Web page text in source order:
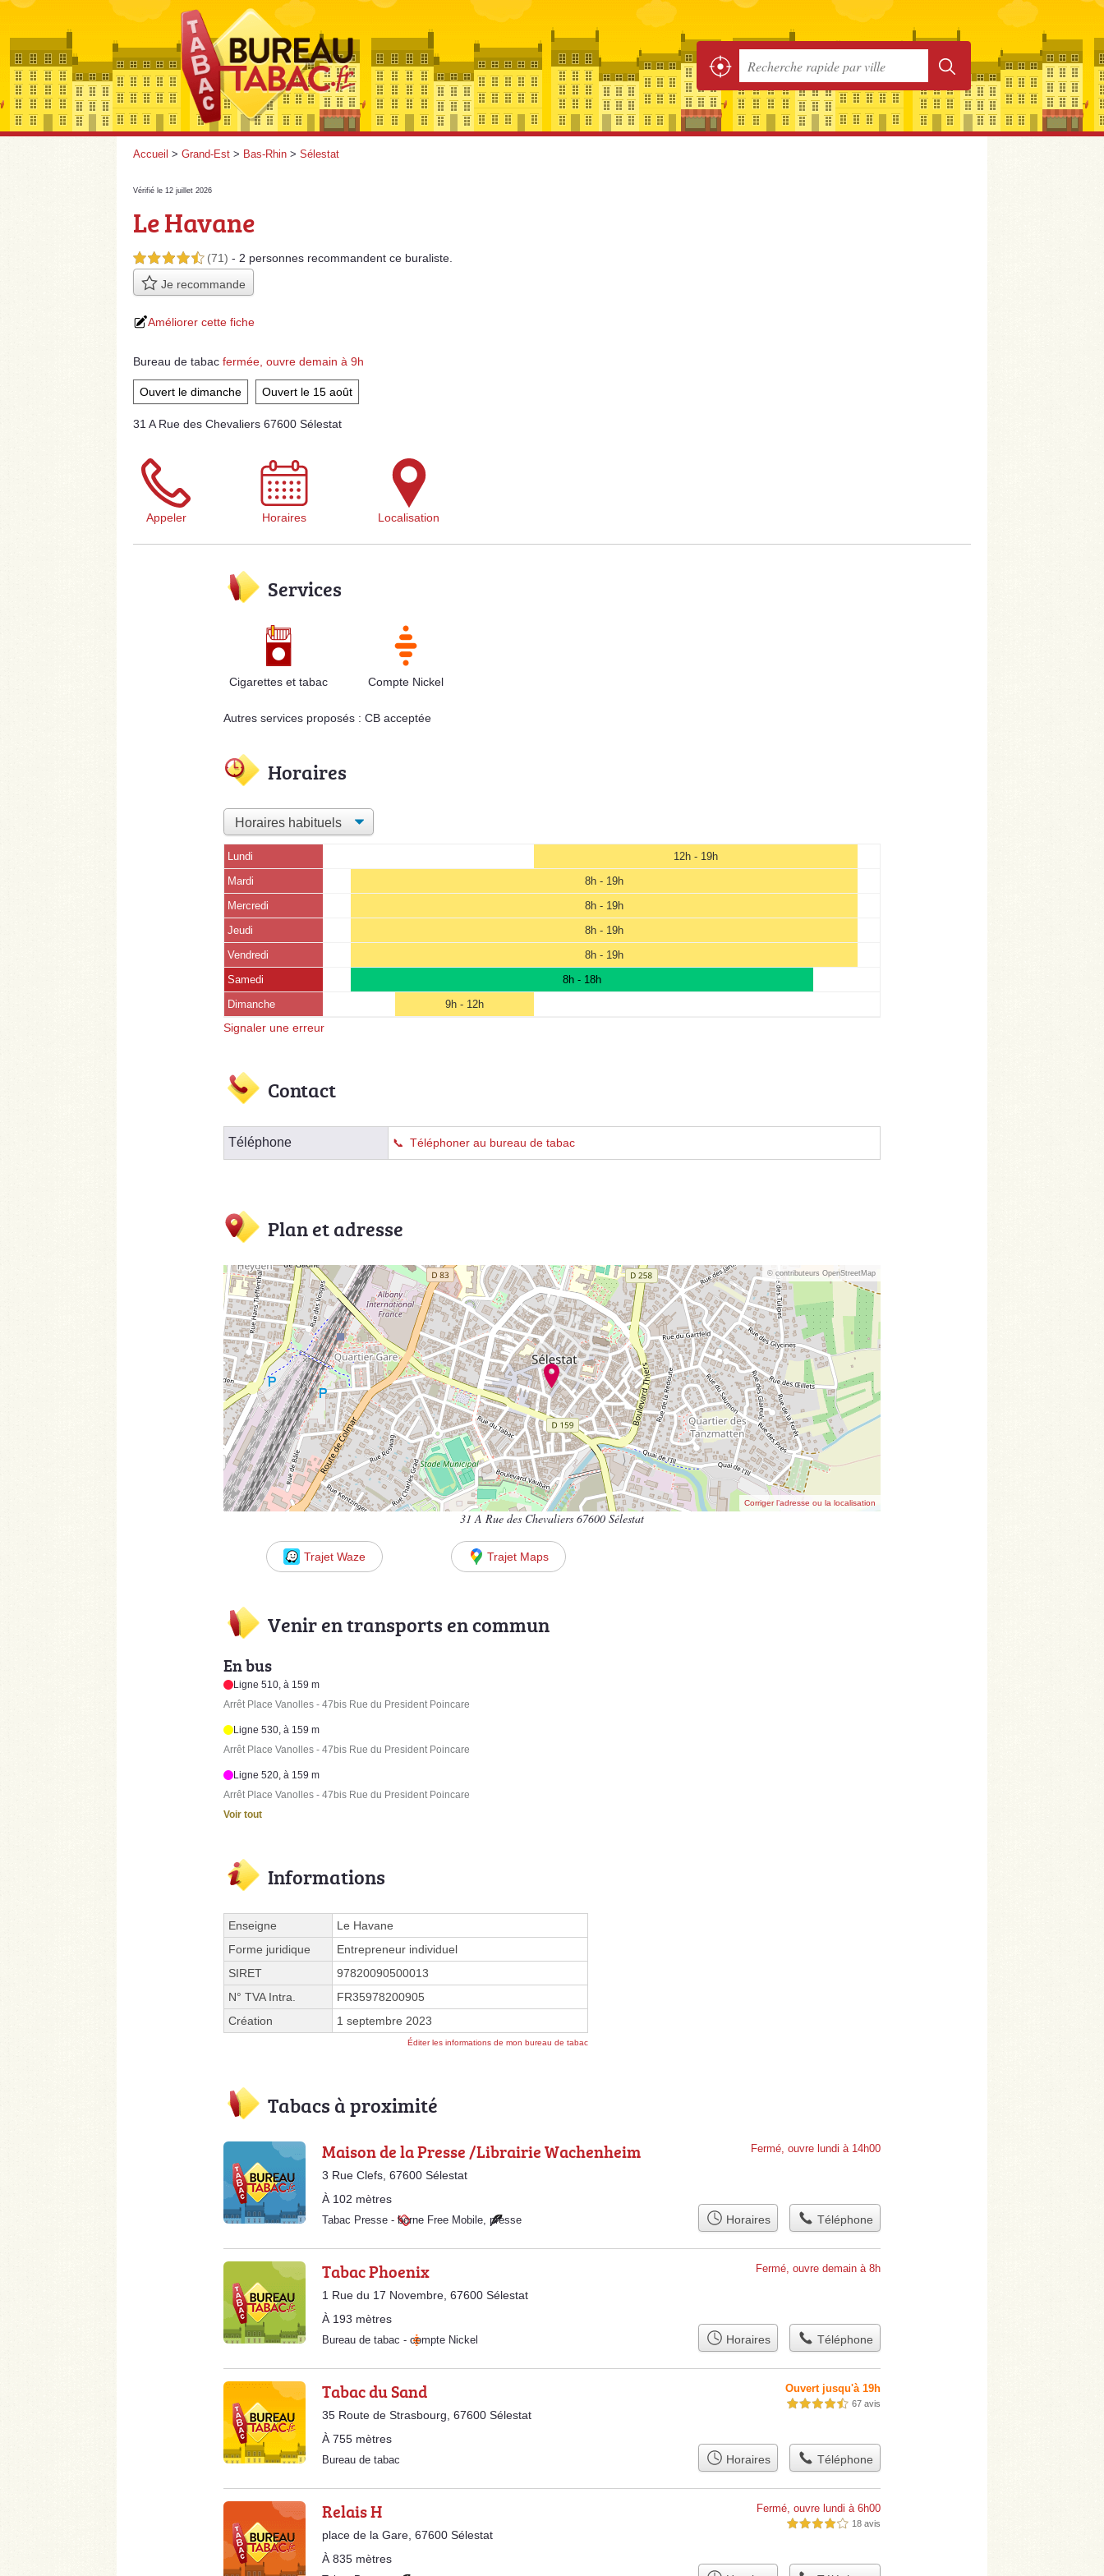
Accueil > Grand-Est > Bas-Rhin > Sélestat
Vérifié le 12 juillet 2026
Le Havane
4,5 étoiles sur 5 (71) - 2 personnes recommandent ce buraliste.
Je recommande
Améliorer cette fiche
Bureau de tabac fermée, ouvre demain à 9h
Ouvert le dimanche Ouvert le 15 août
31 A Rue des Chevaliers 67600 Sélestat
Appeler Horaires Localisation
Services
Cigarettes et tabac Compte Nickel
Autres services proposés : CB acceptée
Horaires
Lundi 12h - 19h
Mardi 8h - 19h
Mercredi 8h - 19h
Jeudi 8h - 19h
Vendredi 8h - 19h
Samedi 8h - 18h
Dimanche 9h - 12h
Signaler une erreur
Contact
Téléphone Téléphoner au bureau de tabac
Plan et adresse
© contributeurs OpenStreetMap
Corriger l’adresse ou la localisation
31 A Rue des Chevaliers 67600 Sélestat
Trajet Waze Trajet Maps
Venir en transports en commun
En bus
Ligne 510, à 159 m
Arrêt Place Vanolles - 47bis Rue du President Poincare
Ligne 530, à 159 m
Arrêt Place Vanolles - 47bis Rue du President Poincare
Ligne 520, à 159 m
Arrêt Place Vanolles - 47bis Rue du President Poincare
Voir tout
Informations
Enseigne
Le Havane
Forme juridique
Entrepreneur individuel
SIRET
97820090500013
N° TVA Intra.
FR35978200905
Création
1 septembre 2023
Éditer les informations de mon bureau de tabac
Tabacs à proximité
Maison de la Presse /Librairie Wachenheim
3 Rue Clefs, 67600 Sélestat
À 102 mètres
Fermé, ouvre lundi à 14h00
Tabac Presse - borne Free Mobile presse Horaires Téléphone
Tabac Phoenix
1 Rue du 17 Novembre, 67600 Sélestat
À 193 mètres
Fermé, ouvre demain à 8h
Bureau de tabac - compte Nickel Horaires Téléphone
Tabac du Sand
35 Route de Strasbourg, 67600 Sélestat
À 755 mètres
Ouvert jusqu'à 19h
4,5 étoiles sur 5 67 avis
Bureau de tabac Horaires Téléphone
Relais H
place de la Gare, 67600 Sélestat
À 835 mètres
Fermé, ouvre lundi à 6h00
4,0 étoiles sur 5 18 avis